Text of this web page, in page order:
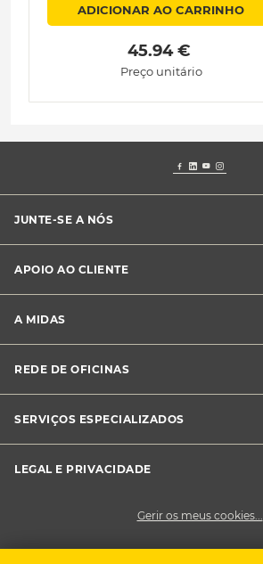
ADICIONAR AO CARRINHO
45.94 €
Preço unitário
JUNTE-SE A NÓS
Franchising Midas
APOIO AO CLIENTE
Livro de Reclamações
Canal de Denúncias
Perguntas Frequentes
A MIDAS
Sustentabilidade
Notícias Midas
REDE DE OFICINAS
SERVIÇOS ESPECIALIZADOS
LEGAL E PRIVACIDADE
Cookies
Gerir os meus cookies...